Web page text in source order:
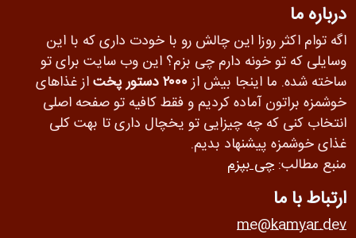
درباره ما
اگه توام اکثر روزا این چالش رو با خودت داری که با این
وسایلی که تو خونه دارم چی بزم؟ این وب سایت برای تو
ساخته شده. ما اینجا بیش از۲۰۰۰ دستور پخت
از غذاهای
خوشمزه براتون آماده کردیم و فقط کافیه تو صفحه اصلی
انتخاب کنی که چه چیزایی تو یخچال داری تا بهت کلی
غذای خوشمزه پیشنهاد بدیم.
منبع مطالب: چی بپزم
ارتباط با ما
me@kamyar.dev